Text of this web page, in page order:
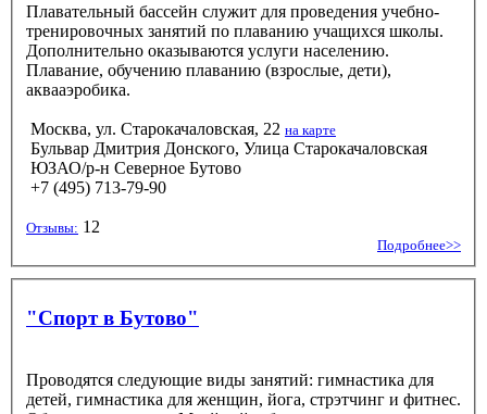
Плавательный бассейн служит для проведения учебно-
тренировочных занятий по плаванию учащихся школы.
Дополнительно оказываются услуги населению.
Плавание, обучению плаванию (взрослые, дети),
аквааэробика.
Москва, ул. Старокачаловская, 22 на карте
Бульвар Дмитрия Донского, Улица Старокачаловская
ЮЗАО/р-н Северное Бутово
+7 (495) 713-79-90
Отзывы: 12
Подробнее>>
"Спорт в Бутово"
Проводятся следующие виды занятий: гимнастика для
детей, гимнастика для женщин, йога, стрэтчинг и фитнес.